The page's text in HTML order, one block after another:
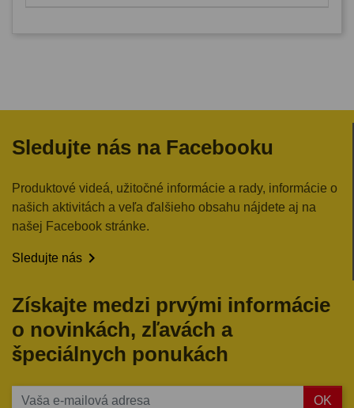
Sledujte nás na Facebooku
Produktové videá, užitočné informácie a rady, informácie o
našich aktivitách a veľa ďalšieho obsahu nájdete aj na
našej Facebook stránke.
Sledujte nás 
Získajte medzi prvými informácie
o novinkách, zľavách a
špeciálnych ponukách
OK